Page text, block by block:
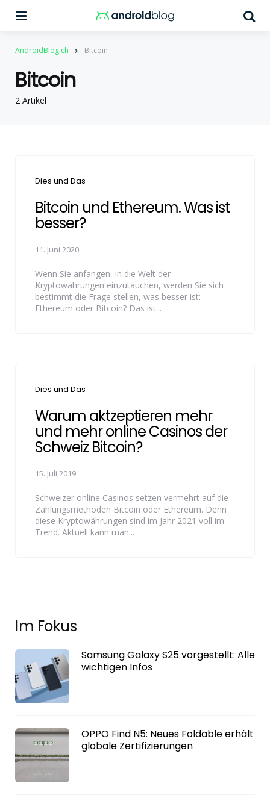
AndroidBlog.ch Bitcoin
2 Artikel
Bitcoin
Categories
Dies und Das
Bitcoin und Ethereum. Was ist
besser?
11. Juni 2020
Wenn Sie anfangen, in die Welt der
Kryptowährungen einzutauchen, werden Sie sich
bestimmt die Frage stellen, was besser ist:
Ethereum oder Bitcoin? Das ist...
Categories
Dies und Das
Warum aktzeptieren mehr
und mehr online Casinos der
Schweiz Bitcoin?
15. Juli 2019
Schweizer online Casinos setzen vermehrt auf die
Zahlungsmethoden Bitcoin oder Ethereum. Denn
diese Kryptowährungen sind im Jahr 2021 voll im
Trend. Aktuell kann man...
Im Fokus
Samsung Galaxy S25 vorgestellt: Alle
wichtigen Infos
OPPO Find N5: Neues Foldable erhält
globale Zertifizierungen